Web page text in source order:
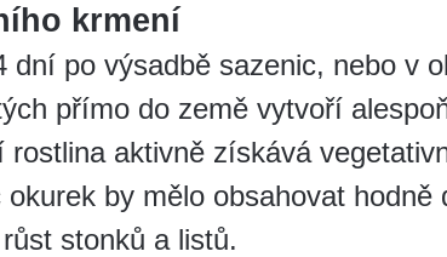
krmení
dní po výsadbě sazenic, nebo v
přímo do země vytvoří
rostlina aktivně získává
by mělo obsahovat hodně
stonků a listů.